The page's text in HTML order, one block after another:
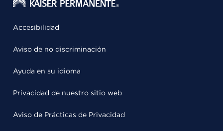
Accesibilidad
Aviso de no discriminación
Ayuda en su idioma
Privacidad de nuestro sitio web
Aviso de Prácticas de Privacidad